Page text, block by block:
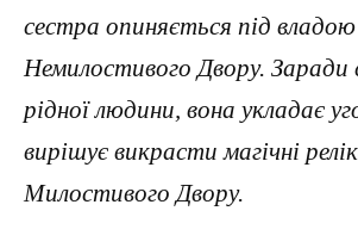
сестра опиняється під владою
Немилостивого Двору. Заради
рідної людини, вона укладає
вирішує викрасти магічні
Милостивого Двору.